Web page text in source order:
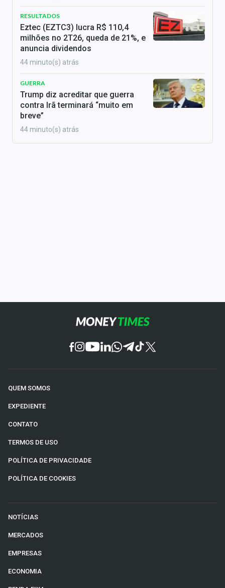
RESULTADOS
Eztec (EZTC3) lucra R$ 110,4
milhões no 2T26, queda de 21%, e
anuncia dividendos
44 minuto(s) atrás
GUERRA
Trump diz acreditar que guerra
contra Irã terminará “muito em
breve”
44 minuto(s) atrás
QUEM SOMOS
EXPEDIENTE
CONTATO
TERMOS DE USO
POLÍTICA DE PRIVACIDADE
POLÍTICA DE COOKIES
NOTÍCIAS
MERCADOS
EMPRESAS
ECONOMIA